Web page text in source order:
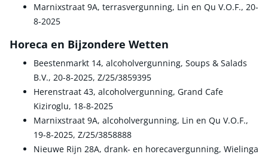
Marnixstraat 9A, terrasvergunning, Lin en Qu V.O.F., 20-
8-2025
Horeca en Bijzondere Wetten
Beestenmarkt 14, alcoholvergunning, Soups & Salads
B.V., 20-8-2025, Z/25/3859395
Herenstraat 43, alcoholvergunning, Grand Cafe
Kiziroglu, 18-8-2025
Marnixstraat 9A, alcoholvergunning, Lin en Qu V.O.F.,
19-8-2025, Z/25/3858888
Nieuwe Rijn 28A, drank- en horecavergunning, Wielinga